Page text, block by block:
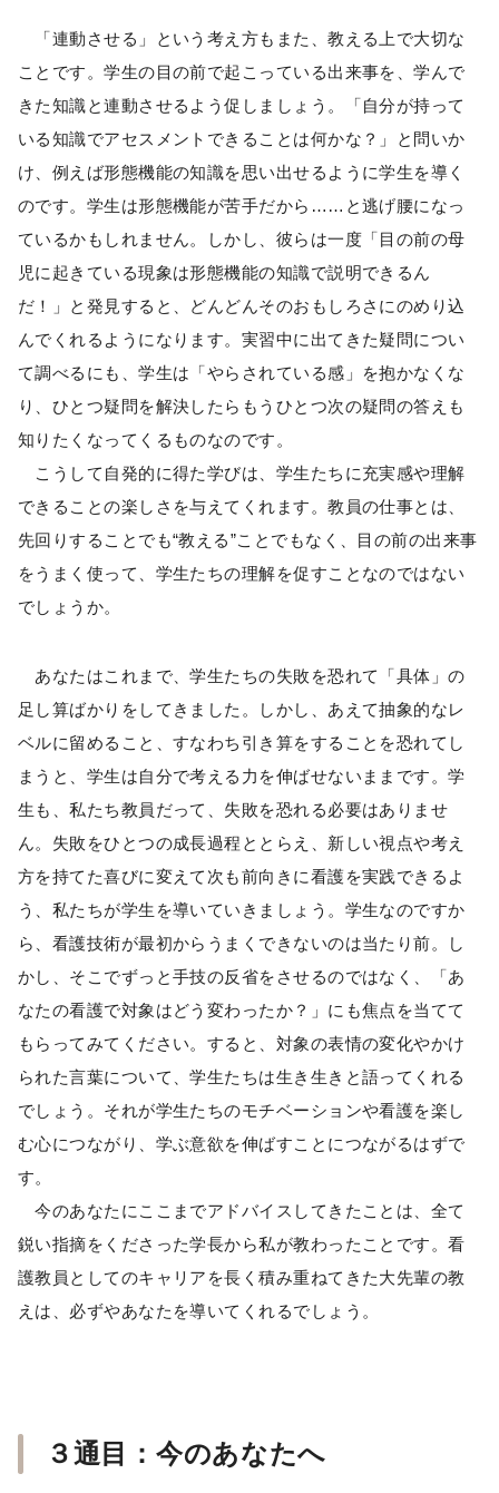
「連動させる」という考え方もまた、教える上で大切な
ことです。学生の目の前で起こっている出来事を、学んで
きた知識と連動させるよう促しましょう。「自分が持って
いる知識でアセスメントできることは何かな？」と問いか
け、例えば形態機能の知識を思い出せるように学生を導く
のです。学生は形態機能が苦手だから……と逃げ腰になっ
ているかもしれません。しかし、彼らは一度「目の前の母
児に起きている現象は形態機能の知識で説明できるん
だ！」と発見すると、どんどんそのおもしろさにのめり込
んでくれるようになります。実習中に出てきた疑問につい
て調べるにも、学生は「やらされている感」を抱かなくな
り、ひとつ疑問を解決したらもうひとつ次の疑問の答えも
知りたくなってくるものなのです。
こうして自発的に得た学びは、学生たちに充実感や理解
できることの楽しさを与えてくれます。教員の仕事とは、
先回りすることでも“教える”ことでもなく、目の前の出来事
をうまく使って、学生たちの理解を促すことなのではない
でしょうか。
あなたはこれまで、学生たちの失敗を恐れて「具体」の
足し算ばかりをしてきました。しかし、あえて抽象的なレ
ベルに留めること、すなわち引き算をすることを恐れてし
まうと、学生は自分で考える力を伸ばせないままです。学
生も、私たち教員だって、失敗を恐れる必要はありませ
ん。失敗をひとつの成長過程ととらえ、新しい視点や考え
方を持てた喜びに変えて次も前向きに看護を実践できるよ
う、私たちが学生を導いていきましょう。学生なのですか
ら、看護技術が最初からうまくできないのは当たり前。し
かし、そこでずっと手技の反省をさせるのではなく、「あ
なたの看護で対象はどう変わったか？」にも焦点を当てて
もらってみてください。すると、対象の表情の変化やかけ
られた言葉について、学生たちは生き生きと語ってくれる
でしょう。それが学生たちのモチベーションや看護を楽し
む心につながり、学ぶ意欲を伸ばすことにつながるはずで
す。
今のあなたにここまでアドバイスしてきたことは、全て
鋭い指摘をくださった学長から私が教わったことです。看
護教員としてのキャリアを長く積み重ねてきた大先輩の教
えは、必ずやあなたを導いてくれるでしょう。
３通目：今のあなたへ